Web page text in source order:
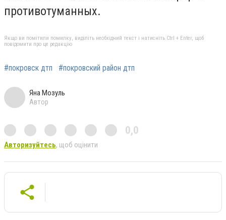
противотуманных.
Якщо ви помітили помилку, виділіть необхідний текст і натисніть Ctrl + Enter, щоб
повідомити про це редакцію
#покровск дтп #покровский район дтп
Яна Мозуль
Автор
0,0
Авторизуйтесь, щоб оцінити